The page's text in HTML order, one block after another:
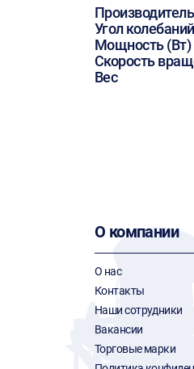
Производитель
Угол колебаний
Мощность (Вт)
Скорость
Вес
О компании
О нас
Контакты
Наши сотрудники
Вакансии
Торговые марки